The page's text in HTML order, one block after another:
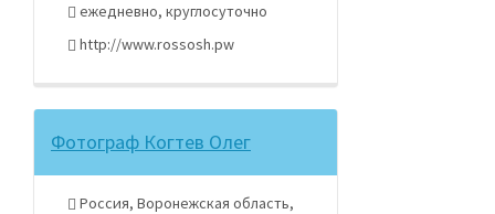
ежедневно, круглосуточно
http://www.rossosh.pw
Фотограф Когтев Олег
Россия, Воронежская область,